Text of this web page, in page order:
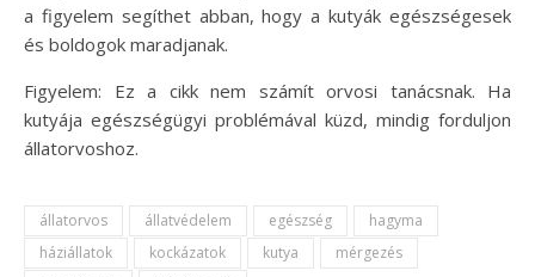
a figyelem segíthet abban, hogy a kutyák egészségesek
és boldogok maradjanak.
Figyelem: Ez a cikk nem számít orvosi tanácsnak. Ha
kutyája egészségügyi problémával küzd, mindig forduljon
állatorvoshoz.
állatorvos állatvédelem egészség
hagyma
háziállatok
kockázatok kutya
mérgezés